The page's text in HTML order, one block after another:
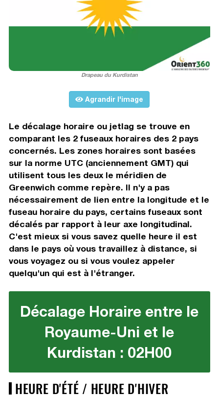
Drapeau du Kurdistan
Agrandir l'image
Le décalage horaire ou jetlag se trouve en
comparant les 2 fuseaux horaires des 2 pays
concernés. Les zones horaires sont basées
sur la norme UTC (anciennement GMT) qui
utilisent tous les deux le méridien de
Greenwich comme repère. Il n'y a pas
nécessairement de lien entre la longitude et le
fuseau horaire du pays, certains fuseaux sont
décalés par rapport à leur axe longitudinal.
C'est mieux si vous savez quelle heure il est
dans le pays où vous travaillez à distance, si
vous voyagez ou si vous voulez appeler
quelqu'un qui est à l'étranger.
Décalage Horaire entre le
Royaume-Uni et le
Kurdistan : 02H00
HEURE D'ÉTÉ / HEURE D'HIVER